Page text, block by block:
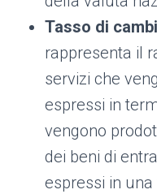
Tasso di
rappresenta il
servizi che
espressi in
vengono
dei beni di
espressi in